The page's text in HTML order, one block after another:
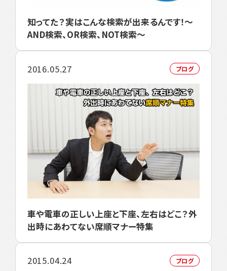
知ってた？実はこんな検索が出来るんです！～
AND検索、OR検索、NOT検索～
2016.05.27 ブログ
車や電車の正しい上座と下座、左右はどこ？外
出時にあわてない席順マナー特集
2015.04.24 ブログ